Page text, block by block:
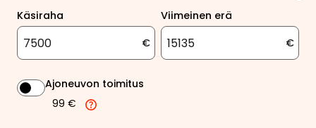
Käsiraha
€
Viimeinen erä
€
Ajoneuvon toimitus
99 €